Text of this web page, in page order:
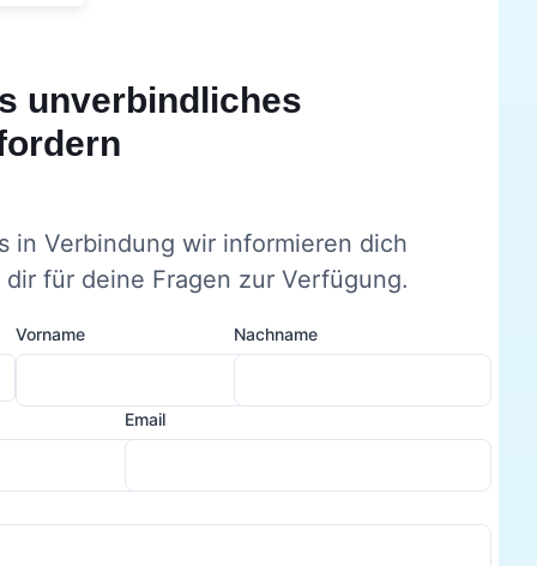
unverbindliches
in Verbindung wir informieren dich
für deine Fragen zur Verfügung.
Vorname Nachname
Email